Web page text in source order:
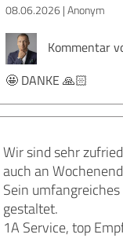
08.06.2026 Anonym
Kommentar
🤩 DANKE 🙏🏻
Wir sind sehr
auch an
Sein
gestaltet.
1A Service, top